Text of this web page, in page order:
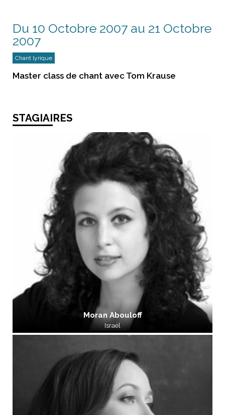
Du 10 Octobre 2007 au 21 Octobre
2007
Chant lyrique
Master class de chant avec Tom Krause
STAGIAIRES
Moran Abouloff
Israël